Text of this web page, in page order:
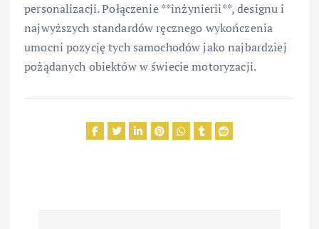
personalizacji. Połączenie **inżynierii**, designu i
najwyższych standardów ręcznego wykończenia
umocni pozycję tych samochodów jako najbardziej
pożądanych obiektów w świecie motoryzacji.